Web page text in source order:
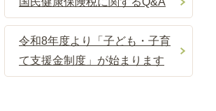
令和8年度より「子ども・子育
て支援金制度」が始まります